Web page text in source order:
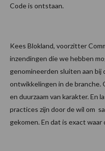
Code is ontstaan.
Kees Blokland, voorzitter
inzendingen die we hebben
genomineerden sluiten aan bij
ontwikkelingen in de branche.
en duurzaam van karakter. En
practices zijn door de wil om
gekomen. En dat is exact waar